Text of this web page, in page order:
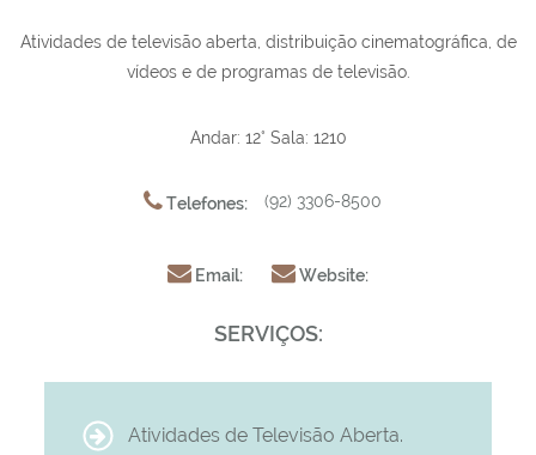
Atividades de televisão aberta, distribuição cinematográfica, de
vídeos e de programas de televisão.
Andar: 12° Sala: 1210
Telefones: (92) 3306-8500
Email: Website:
SERVIÇOS:
Atividades de Televisão Aberta.